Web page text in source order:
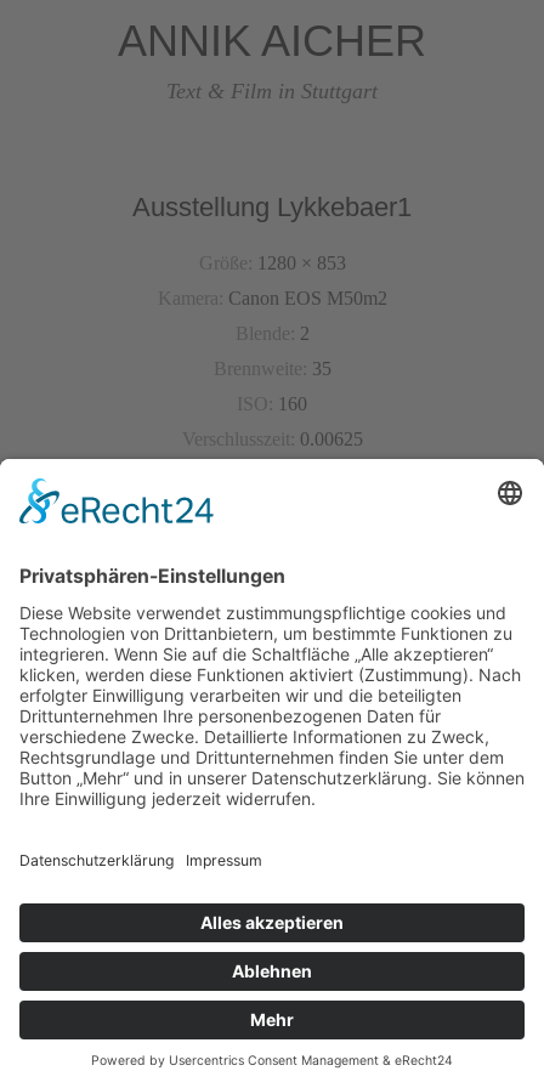
ANNIK AICHER
Text & Film in Stuttgart
Ausstellung Lykkebaer1
Größe:
1280 × 853
Kamera: Canon EOS M50m2
Blende: 2
Brennweite: 35
ISO:
160
Verschlusszeit: 0.00625
« Vorheriges Bild
© Copyright 2026, Annik Aicher Text & Film in Stuttgart
Impressum